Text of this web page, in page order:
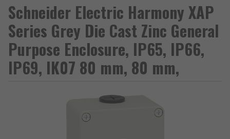
Schneider Electric Harmony XAP
Series Grey Die Cast Zinc General
Purpose Enclosure, IP65, IP66,
IP69, IK07 80 mm, 80 mm,